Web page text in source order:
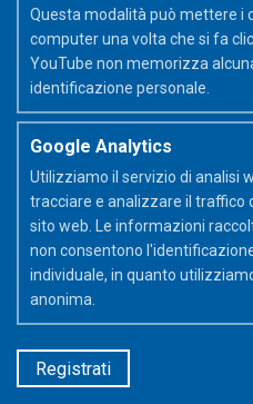
Scopri di più sulle
FriXion Ball Clicker
FriXion Point Clicker
Questa modalità può mettere i
computer una volta che si fa
YouTube non memorizza
identificazione personale.
Google Analytics
Utilizziamo il servizio di analisi
tracciare e analizzare il traffico
sito web. Le informazioni
non consentono
individuale, in quanto
anonima.
Registrati